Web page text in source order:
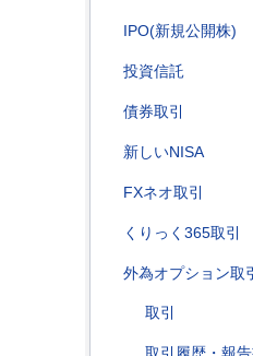
IPO(新規公開株)
投資信託
債券取引
新しいNISA
FXネオ取引
くりっく365取引
外為オプション取引
取引